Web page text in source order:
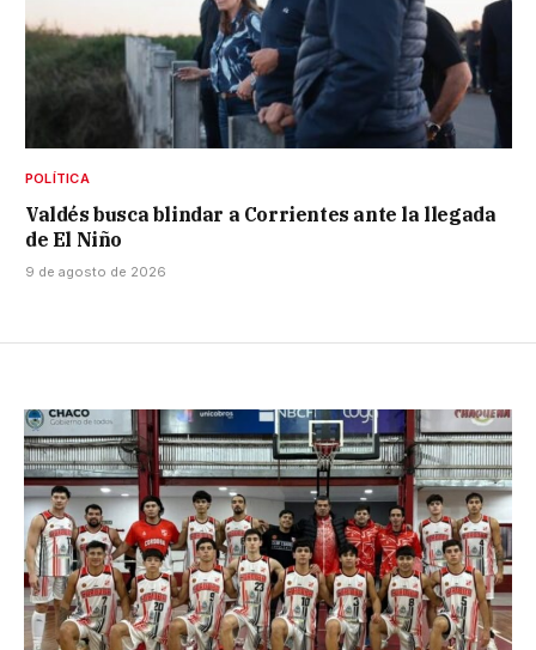
POLÍTICA
Valdés busca blindar a Corrientes ante la llegada
de El Niño
9 de agosto de 2026